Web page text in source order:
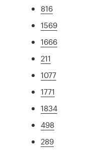
816
1569
1666
211
1077
1771
1834
498
289